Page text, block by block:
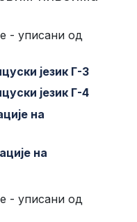
- уписани од
језик Г-3
језик Г-4
на
на
- уписани од